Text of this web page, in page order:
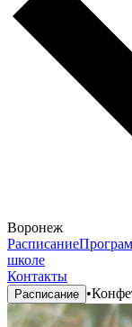
Воронеж
Расписание
школе
Контакты
Расписание •